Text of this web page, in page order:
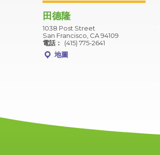
田德隆
1038 Post Street
San Francisco, CA 94109
電話：
(415) 775-2641
地圖